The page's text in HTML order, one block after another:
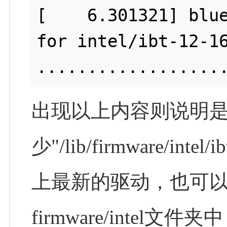
[    6.301321]
for intel/ibt-12-
出现以上内容则说明
少"/lib/firmware/intel/
上最新的驱动，也可
firmware/intel文件夹